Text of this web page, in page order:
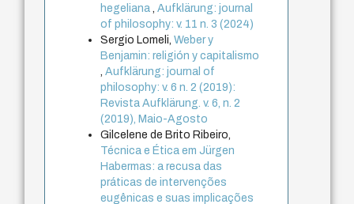
hegeliana,Aufklärung: journal
of philosophy: v. 11 n. 3 (2024)
Sergio Lomeli,Weber y
Benjamin: religión y capitalismo
,Aufklärung: journal of
philosophy: v. 6 n. 2 (2019):
Revista Aufklärung. v. 6, n. 2
(2019), Maio-Agosto
Gilcelene de Brito Ribeiro,
Técnica e Ética em Jürgen
Habermas: a recusa das
práticas de intervenções
eugênicas e suas implicações